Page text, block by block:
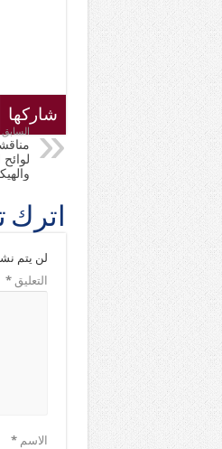
شاركها
السابق
اترك
لن يتم
التعليق*
الاسم*